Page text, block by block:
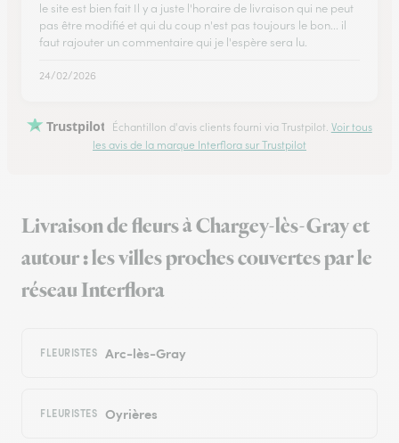
le site est bien fait Il y a juste l'horaire de livraison qui ne peut
pas être modifié et qui du coup n'est pas toujours le bon... il
faut rajouter un commentaire qui je l'espère sera lu.
24/02/2026
Trustpilot Échantillon d'avis clients fourni via Trustpilot. Voir tous
les avis de la marque Interflora sur Trustpilot
Livraison de fleurs à Chargey-lès-Gray et
autour : les villes proches couvertes par le
réseau Interflora
FLEURISTES Arc-lès-Gray
FLEURISTES Oyrières